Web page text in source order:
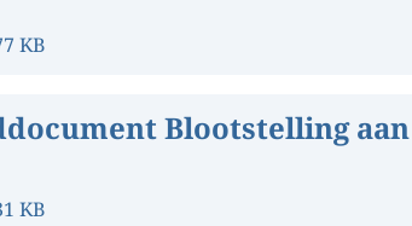
KB
Blootstelling aan
KB